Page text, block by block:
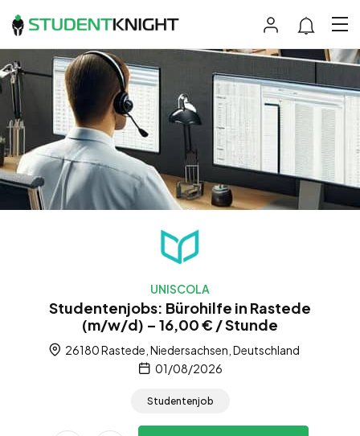
UNISCOLA
Studentenjobs: Bürohilfe in Rastede
(m/w/d) – 16,00 € / Stunde
26180 Rastede, Niedersachsen, Deutschland
01/08/2026
Studentenjob